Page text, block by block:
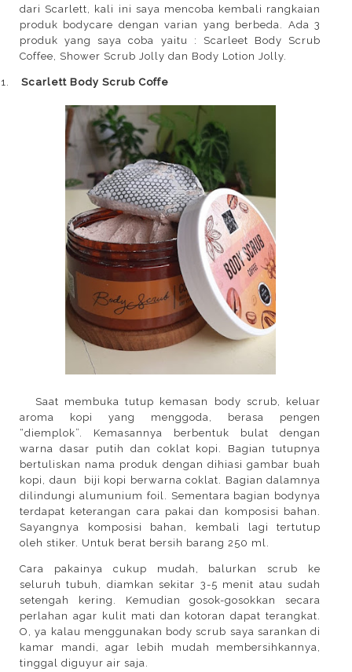
dari Scarlett, kali ini saya mencoba kembali rangkaian
produk bodycare dengan varian yang berbeda. Ada 3
produk yang saya coba yaitu : Scarleet Body Scrub
Coffee, Shower Scrub Jolly dan Body Lotion Jolly.
1. Scarlett Body Scrub Coffe
Saat membuka tutup kemasan body scrub, keluar
aroma kopi yang menggoda, berasa pengen
“diemplok”. Kemasannya berbentuk bulat dengan
warna dasar putih dan coklat kopi. Bagian tutupnya
bertuliskan nama produk dengan dihiasi gambar buah
kopi, daun
biji kopi berwarna coklat. Bagian dalamnya
dilindungi alumunium foil. Sementara bagian bodynya
terdapat keterangan cara pakai dan komposisi bahan.
Sayangnya komposisi bahan, kembali lagi tertutup
oleh stiker. Untuk berat bersih barang 250 ml.
Cara pakainya cukup mudah, balurkan scrub ke
seluruh tubuh, diamkan sekitar 3-5 menit atau sudah
setengah kering. Kemudian gosok-gosokkan secara
perlahan agar kulit mati dan kotoran dapat terangkat.
O, ya kalau menggunakan body scrub saya sarankan di
kamar mandi, agar lebih mudah membersihkannya,
tinggal diguyur air saja.